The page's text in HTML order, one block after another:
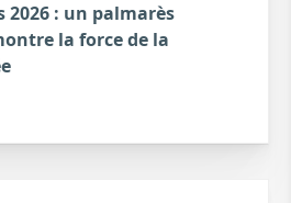
2026 : un palmarès
la force de la